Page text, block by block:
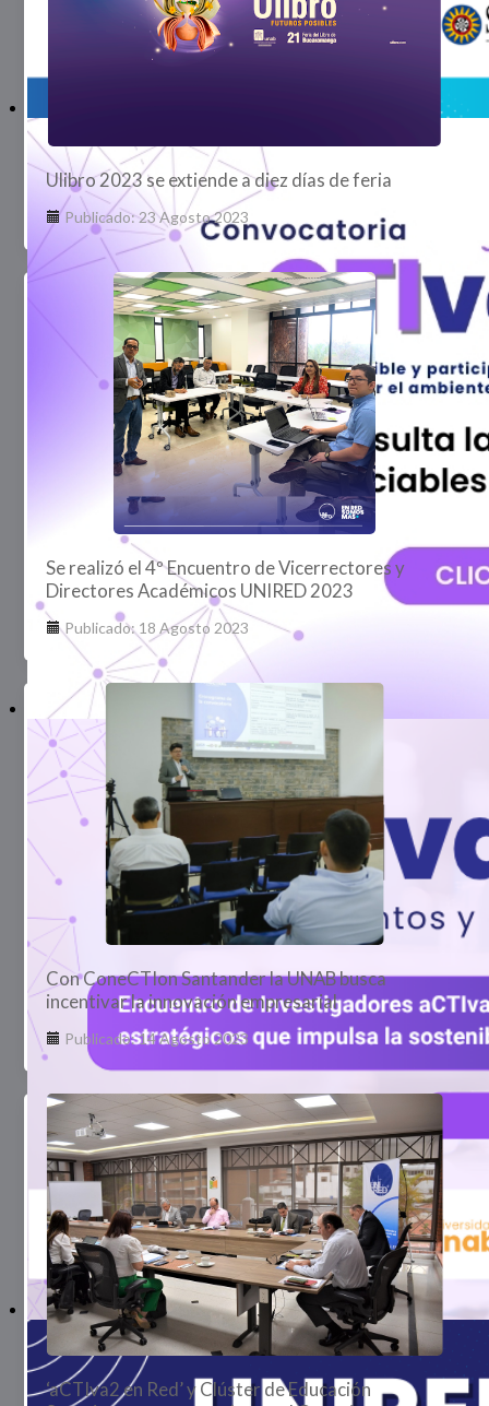
Ulibro 2023 se extiende a diez días de feria
Publicado: 23 Agosto 2023
Se realizó el 4º Encuentro de Vicerrectores y
Directores Académicos UNIRED 2023
Publicado: 18 Agosto 2023
Con ConeCTIon Santander la UNAB busca
incentivar la innovación empresarial
Publicado: 14 Agosto 2023
‘aCTIva2 en Red’ y Clúster de Educación